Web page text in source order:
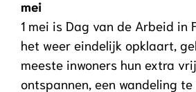
mei
1 mei is Dag van de Arbeid in
het weer eindelijk opklaart,
meeste inwoners hun extra
ontspannen, een wandeling